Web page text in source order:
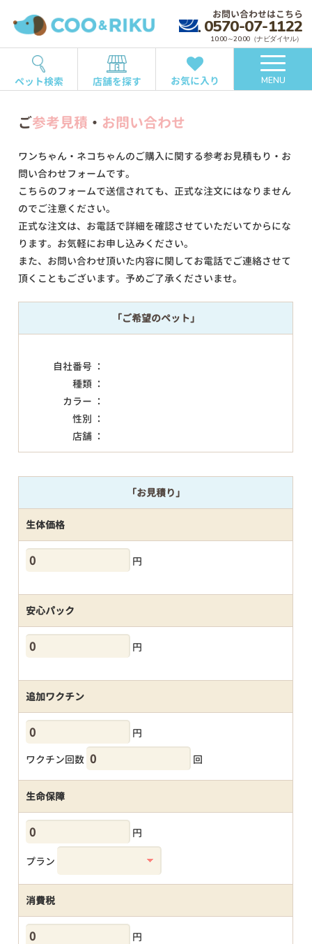
お問い合わせはこちら
0570-07-1122
10:00～20:00（ナビダイヤル）
ペット検索 店舗を探す お気に入り MENU
ご参考見積 ・ お問い合わせ
ワンちゃん・ネコちゃんのご購入に関する参考お見積もり・お
問い合わせフォームです。
こちらのフォームで送信されても、正式な注文にはなりません
のでご注意ください。
正式な注文は、お電話で詳細を確認させていただいてからにな
ります。お気軽にお申し込みください。
また、お問い合わせ頂いた内容に関してお電話でご連絡させて
頂くこともございます。予めご了承くださいませ。
「ご希望のペット」
自社番号 ：
種類 ：
カラー ：
性別 ：
店舗 ：
「お見積り」
生体価格
円
安心パック
円
追加ワクチン
円
ワクチン回数
回
生命保障
円
プラン
消費税
円